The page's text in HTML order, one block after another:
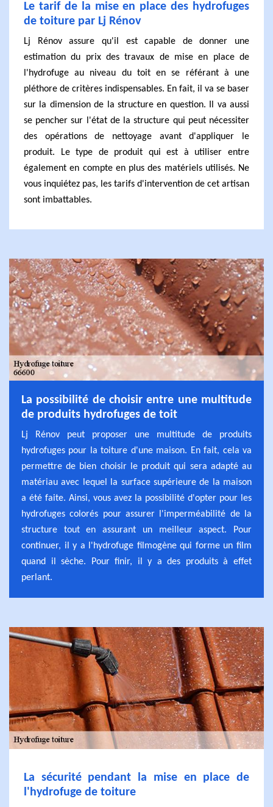
Le tarif de la mise en place des hydrofuges
de toiture par Lj Rénov
Lj Rénov assure qu'il est capable de donner une
estimation du prix des travaux de mise en place de
l'hydrofuge au niveau du toit en se référant à une
pléthore de critères indispensables. En fait, il va se baser
sur la dimension de la structure en question. Il va aussi
se pencher sur l'état de la structure qui peut nécessiter
des opérations de nettoyage avant d'appliquer le
produit. Le type de produit qui est à utiliser entre
également en compte en plus des matériels utilisés. Ne
vous inquiétez pas, les tarifs d'intervention de cet artisan
sont imbattables.
La possibilité de choisir entre une multitude
de produits hydrofuges de toit
Lj Rénov peut proposer une multitude de produits
hydrofuges pour la toiture d'une maison. En fait, cela va
permettre de bien choisir le produit qui sera adapté au
matériau avec lequel la surface supérieure de la maison
a été faite. Ainsi, vous avez la possibilité d'opter pour les
hydrofuges colorés pour assurer l'imperméabilité de la
structure tout en assurant un meilleur aspect. Pour
continuer, il y a l'hydrofuge filmogène qui forme un film
quand il sèche. Pour finir, il y a des produits à effet
perlant.
La sécurité pendant la mise en place de
l'hydrofuge de toiture